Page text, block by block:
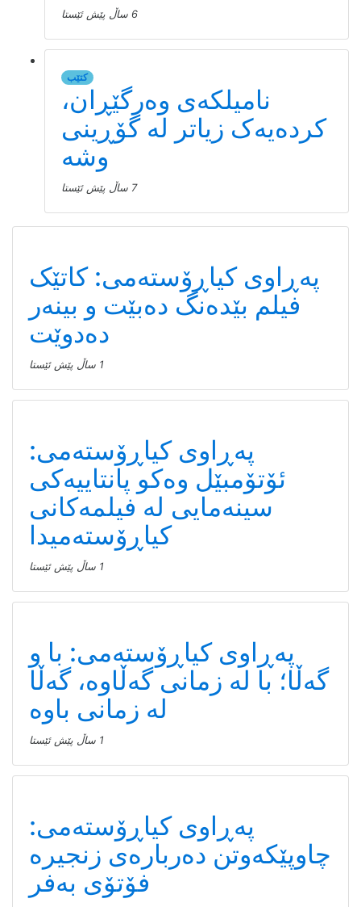
6 ساڵ پێش ئێستا
کتێب
نامیلكه‌ی وەرگێڕان،
کردەیەک زیاتر لە گۆڕینی
وشە
7 ساڵ پێش ئێستا
پەڕاوی کیاڕۆستەمی: کاتێک
فیلم بێدەنگ دەبێت و بینەر
دەدوێت
1 ساڵ پێش ئێستا
پەڕاوی کیاڕۆستەمی:
ئۆتۆمبێل وەکو پانتاییەکی
سینەمایی لە فیلمەکانی
کیاڕۆستەمیدا
1 ساڵ پێش ئێستا
پەڕاوی کیاڕۆستەمی: با و
گەڵا؛ با لە زمانی گەڵاوە، گەڵا
لە زمانی باوە
1 ساڵ پێش ئێستا
پەڕاوی کیاڕۆستەمی:
چاوپێکەوتن دەربارەی زنجیرە
فۆتۆی بەفر